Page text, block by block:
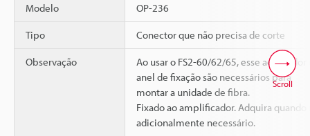
Modelo OP-236
Tipo Conector que não precisa de corte
Observação
Ao usar o FS2-60/62/65, esse adaptador
anel de fixação são necessários para
montar a unidade de fibra.
Fixado ao amplificador. Adquira quando
adicionalmente necessário.
Scroll